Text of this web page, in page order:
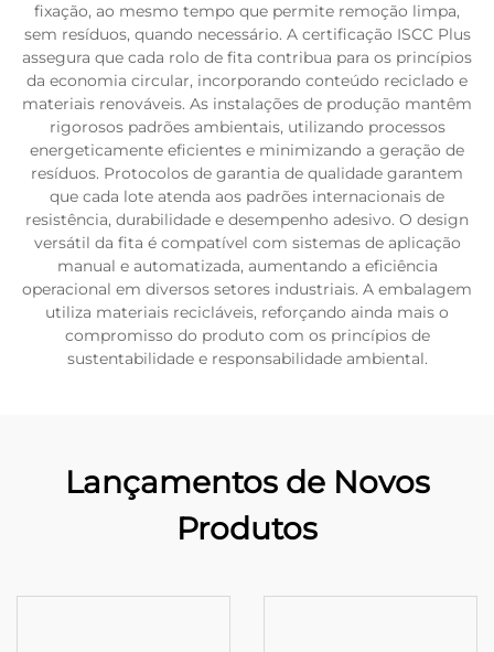
fixação, ao mesmo tempo que permite remoção limpa,
sem resíduos, quando necessário. A certificação ISCC Plus
assegura que cada rolo de fita contribua para os princípios
da economia circular, incorporando conteúdo reciclado e
materiais renováveis. As instalações de produção mantêm
rigorosos padrões ambientais, utilizando processos
energeticamente eficientes e minimizando a geração de
resíduos. Protocolos de garantia de qualidade garantem
que cada lote atenda aos padrões internacionais de
resistência, durabilidade e desempenho adesivo. O design
versátil da fita é compatível com sistemas de aplicação
manual e automatizada, aumentando a eficiência
operacional em diversos setores industriais. A embalagem
utiliza materiais recicláveis, reforçando ainda mais o
compromisso do produto com os princípios de
sustentabilidade e responsabilidade ambiental.
Lançamentos de Novos
Produtos